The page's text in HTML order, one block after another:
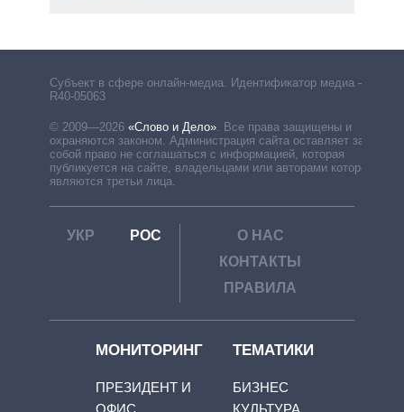
Субъект в сфере онлайн-медиа. Идентификатор медиа –
R40-05063
© 2009—2026 «Слово и Дело». Все права защищены и
охраняются законом. Администрация сайта оставляет за
собой право не соглашаться с информацией, которая
публикуется на сайте, владельцами или авторами которой
являются третьи лица.
УКР РОС
О НАС
КОНТАКТЫ
ПРАВИЛА
МОНИТОРИНГ
ПРЕЗИДЕНТ И
ОФИС
ТЕМАТИКИ
БИЗНЕС
КУЛЬТУРА